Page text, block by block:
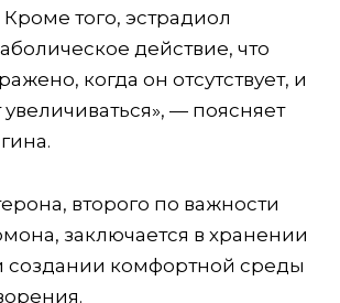
того, эстрадиол
действие, что
когда он отсутствует, и
— поясняет
второго по важности
заключается в хранении
создании комфортной среды